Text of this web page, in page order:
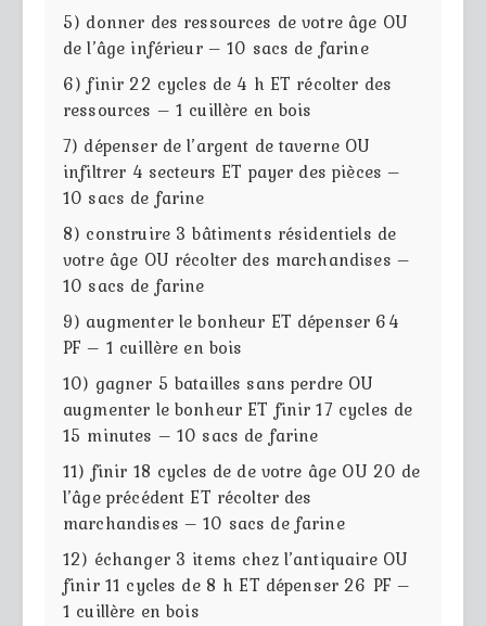
5) donner des ressources de votre âge OU
de l’âge inférieur – 10 sacs de farine
6) finir 22 cycles de 4 h ET récolter des
ressources – 1 cuillère en bois
7) dépenser de l’argent de taverne OU
infiltrer 4 secteurs ET payer des pièces –
10 sacs de farine
8) construire 3 bâtiments résidentiels de
votre âge OU récolter des marchandises –
10 sacs de farine
9) augmenter le bonheur ET dépenser 64
PF – 1 cuillère en bois
10) gagner 5 batailles sans perdre OU
augmenter le bonheur ET finir 17 cycles de
15 minutes – 10 sacs de farine
11) finir 18 cycles de de votre âge OU 20 de
l’âge précédent ET récolter des
marchandises – 10 sacs de farine
12) échanger 3 items chez l’antiquaire OU
finir 11 cycles de 8 h ET dépenser 26 PF –
1 cuillère en bois